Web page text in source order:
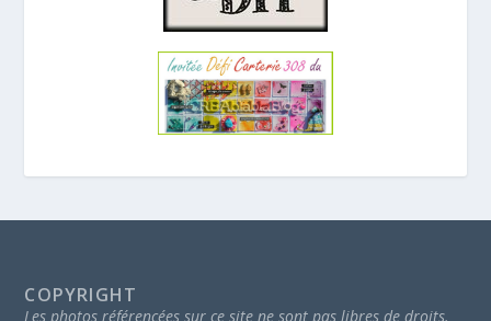
COPYRIGHT
Les photos référencées sur ce site ne sont pas libres de droits.